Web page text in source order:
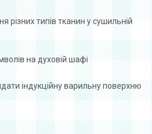
різних типів тканин у сушильній
на духовій шафі
індукційну варильну поверхню